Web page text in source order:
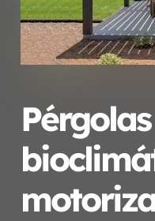
Pérgolas